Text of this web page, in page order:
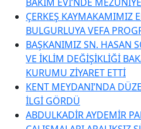
ÇERKEŞ KAYMAKAMIMIZ
BULGURLUYA VEFA
BAŞKANIMIZ SN. HASAN
VE İKLİM DEĞİŞİKLİĞİ
KURUMU ZİYARET ETTİ
KENT MEYDANI’NDA
İLGİ GÖRDÜ
ABDULKADİR AYDEMİR